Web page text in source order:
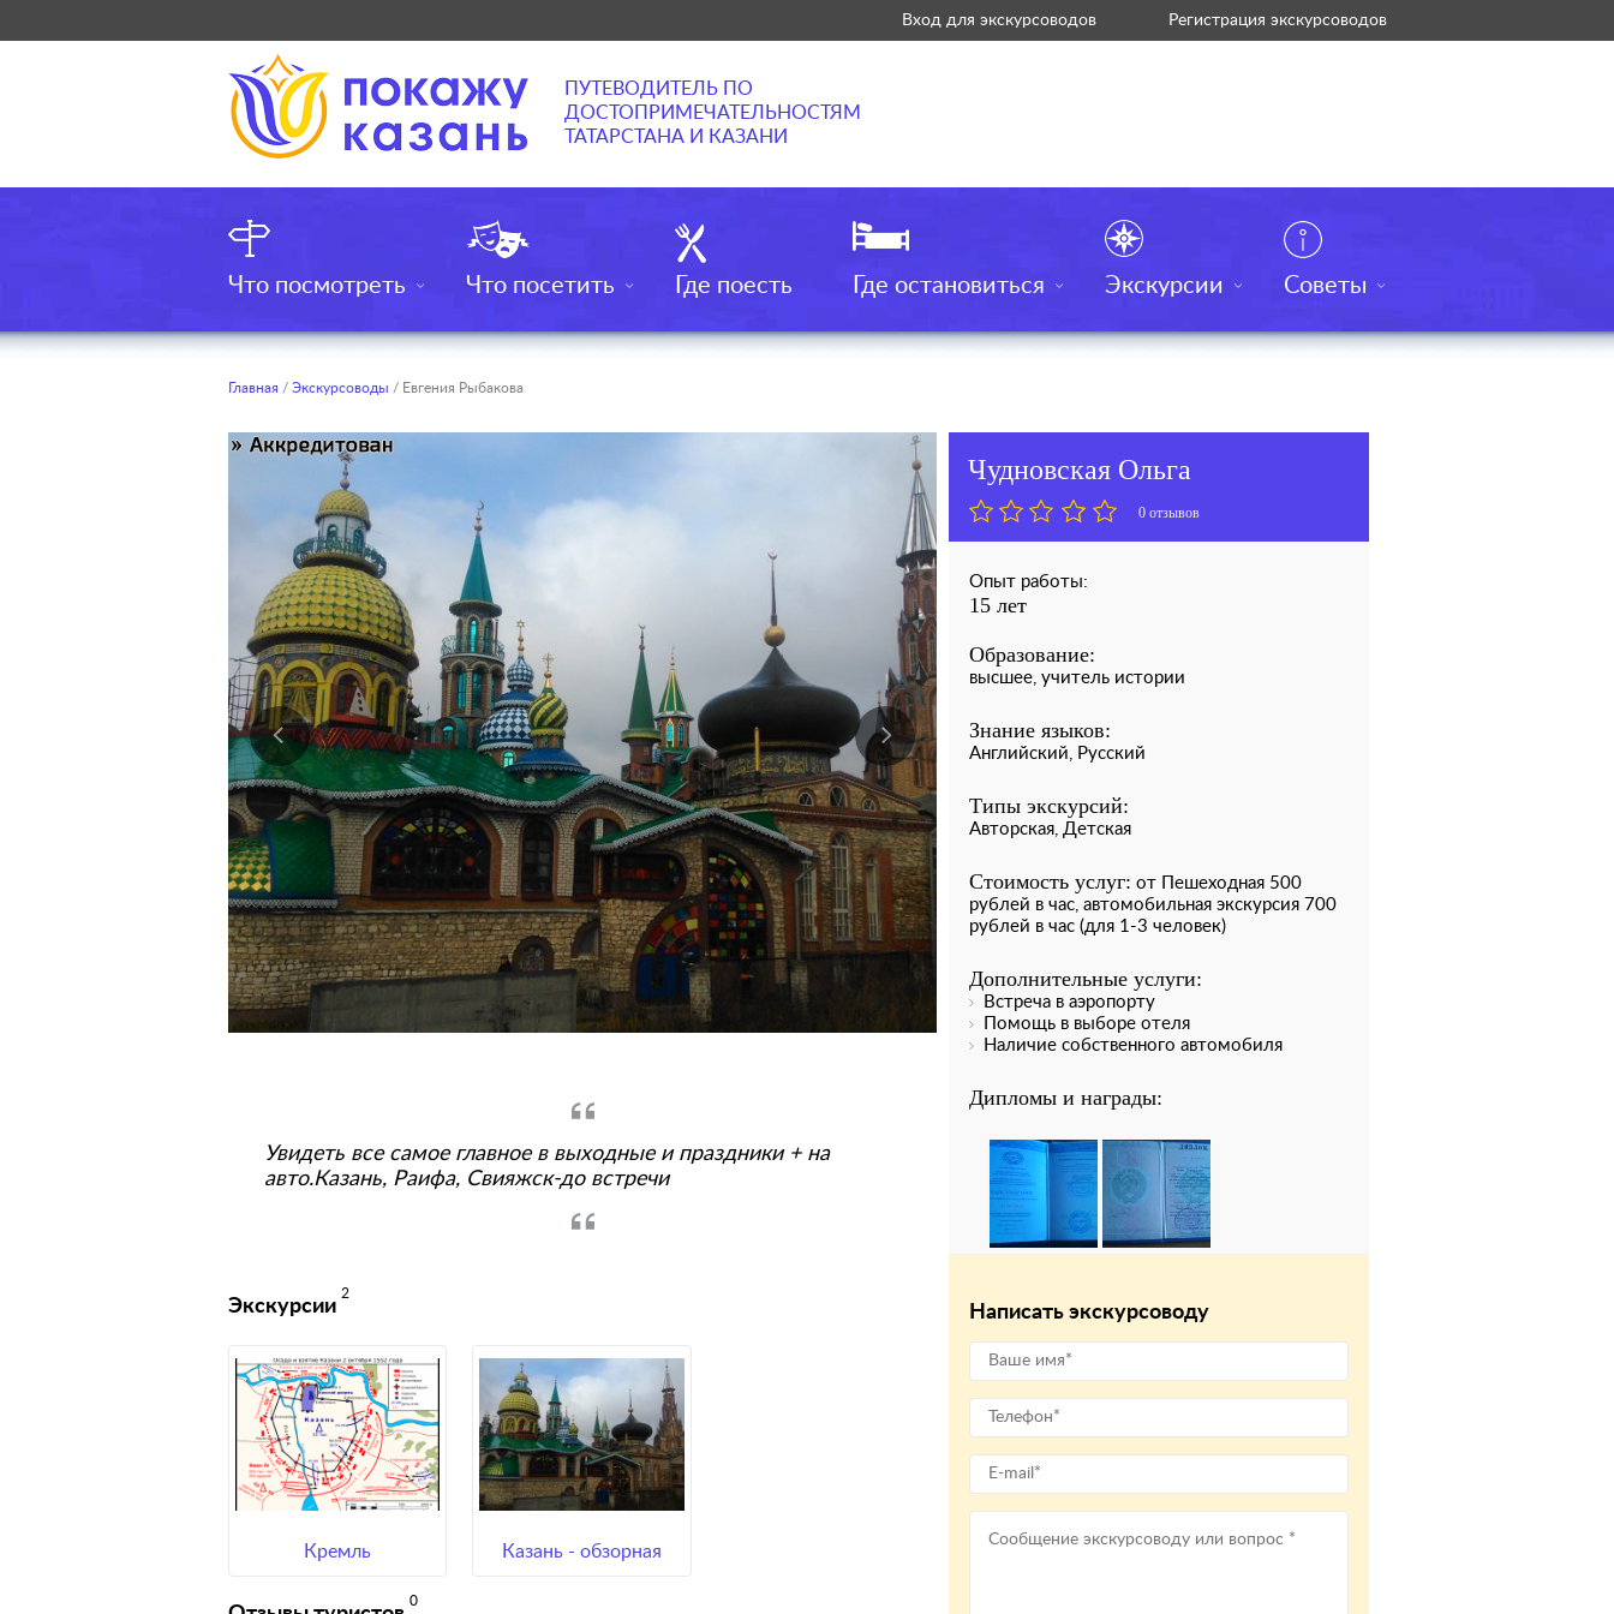
Вход для экскурсоводов Регистрация экскурсоводов
ПУТЕВОДИТЕЛЬ ПО
ДОСТОПРИМЕЧАТЕЛЬНОСТЯМ
ТАТАРСТАНА И КАЗАНИ
Что посмотреть Что посетить Где поесть Где остановиться Экскурсии Советы
Главная / Экскурсоводы / Евгения Рыбакова
Увидеть все самое главное в выходные и праздники + на
авто.Казань, Раифа, Свияжск-до встречи
Экскурсии
2
Кремль Казань - обзорная
0
Чудновская Ольга
0 отзывов
Опыт работы:
15 лет
Образование:
высшее, учитель истории
Знание языков:
Английский, Русский
Типы экскурсий:
Авторская, Детская
Стоимость услуг: от Пешеходная 500
рублей в час, автомобильная экскурсия 700
рублей в час (для 1-3 человек)
Дополнительные услуги:
Встреча в аэропорту
Помощь в выборе отеля
Наличие собственного автомобиля
Дипломы и награды:
Написать экскурсоводу